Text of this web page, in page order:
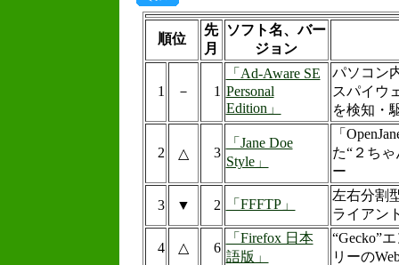
順位
先
月
ソフト名、バー
ジョン
1 － 1
「Ad-Aware SE
Personal
Edition」
パソコン
スパイウ
を検知・
2 △ 3
「Jane Doe
Style」
「
た“２ち
ー
3 ▼ 2 「FFFTP」
左右分割
ライアン
4 △ 6
「Firefox 日本
語版」
“Gecko”
リーの